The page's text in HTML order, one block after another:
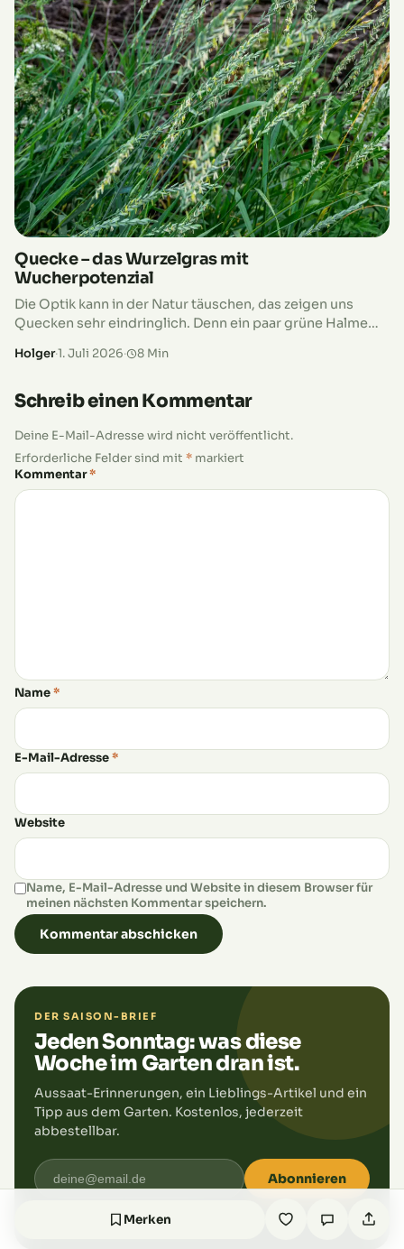
Quecke – das Wurzelgras mit
Wucherpotenzial
Die Optik kann in der Natur täuschen, das zeigen uns
Quecken sehr eindringlich. Denn ein paar grüne Halme
nicht nach…
Holger·1. Juli 2026· 8 Min
Schreib einen Kommentar
Deine E-Mail-Adresse wird nicht veröffentlicht.
Erforderliche Felder sind mit * markiert
Kommentar*
Name*
E-Mail-Adresse*
Website
Name, E-Mail-Adresse und Website in diesem Browser für
meinen nächsten Kommentar speichern.
DER SAISON-BRIEF
Jeden Sonntag: was diese
Woche im Garten dran ist.
Aussaat-Erinnerungen, ein Lieblings-Artikel und ein
Tipp aus dem Garten. Kostenlos, jederzeit
abbestellbar.
Abonnieren
4.200+ Gärtner★ Kein Spam
Merken